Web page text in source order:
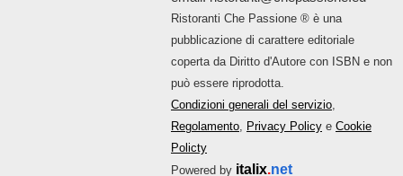
Ristoranti Che Passione ® è una
pubblicazione di carattere editoriale
coperta da Diritto d'Autore con ISBN e non
può essere riprodotta.
Condizioni generali del servizio,
Regolamento, Privacy Policy e Cookie
Policty
Powered by italix.net